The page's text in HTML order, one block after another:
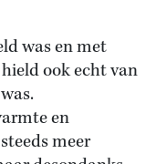
was en met
hield ook echt van
en
meer